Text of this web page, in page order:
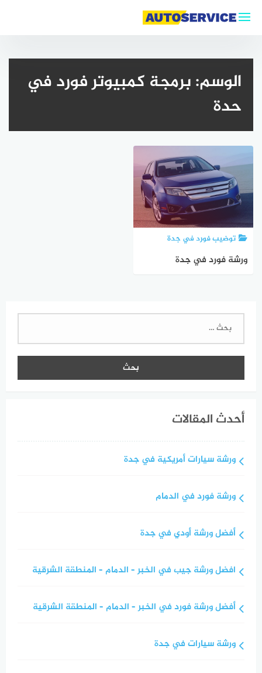
إلى
الوسم:برمجة كمبيوتر فورد في
حدة
توضيب فورد في جدة
ورشة فورد في جدة
أحدث المقالات
ورشة سيارات أمريكية في جدة
ورشة فورد في الدمام
أفضل ورشة أودي في جدة
افضل ورشة جيب في الخبر – الدمام – المنطقة الشرقية
أفضل ورشة فورد في الخبر – الدمام – المنطقة الشرقية
ورشة سيارات في جدة